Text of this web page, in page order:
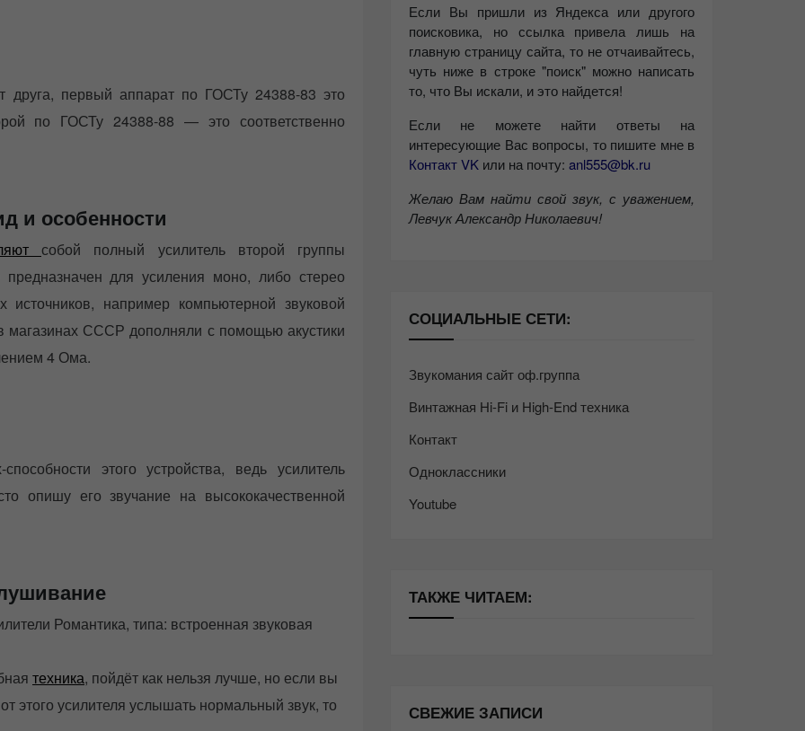
друга, первый аппарат по ГОСТу 24388-83 это
по ГОСТу 24388-88 — это соответственно
и особенности
собой полный усилитель второй группы
для усиления моно, либо стерео
например компьютерной звуковой
магазинах СССР дополняли с помощью акустики
4 Ома.
этого устройства, ведь усилитель
опишу его звучание на высококачественной
Романтика, типа: встроенная звуковая
техника, пойдёт как нельзя лучше, но если вы
этого усилителя услышать нормальный звук, то
Если Вы пришли из Яндекса или другого
поисковика, но ссылка привела лишь на
главную страницу сайта, то не отчаивайтесь,
чуть ниже в строке "поиск" можно написать
то, что Вы искали, и это найдется!
Если не можете найти ответы на
интересующие Вас вопросы, то пишите мне в
Контакт VK или на почту: anl555@bk.ru
Желаю Вам найти свой звук, с уважением,
Левчук Александр Николаевич!
СОЦИАЛЬНЫЕ СЕТИ:
Звукомания сайт оф.группа
Винтажная Hi-Fi и High-End техника
Контакт
Одноклассники
Youtube
ТАКЖЕ ЧИТАЕМ:
СВЕЖИЕ ЗАПИСИ